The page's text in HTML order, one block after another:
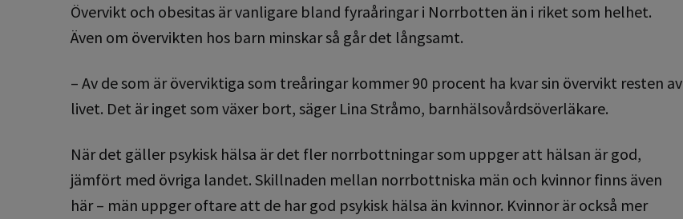
Övervikt och obesitas är vanligare bland fyraåringar i Norrbotten än i riket som helhet.
Även om övervikten hos barn minskar så går det långsamt.
– Av de som är överviktiga som treåringar kommer 90 procent ha kvar sin övervikt resten av
livet. Det är inget som växer bort, säger Lina Stråmo, barnhälsovårdsöverläkare.
När det gäller psykisk hälsa är det fler norrbottningar som uppger att hälsan är god,
jämfört med övriga landet. Skillnaden mellan norrbottniska män och kvinnor finns även
här – män uppger oftare att de har god psykisk hälsa än kvinnor. Kvinnor är också mer